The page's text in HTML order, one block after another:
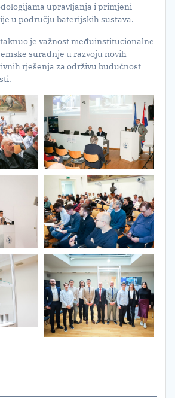
upravljanja i primjeni
u području baterijskih sustava.
je važnost međuinstitucionalne
suradnje u razvoju novih
rješenja za održivu budućnost